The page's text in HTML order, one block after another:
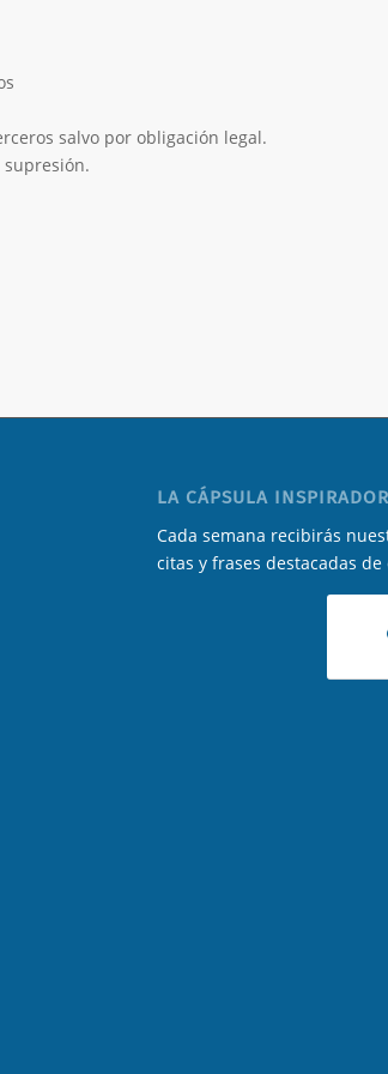
salvo por obligación legal.
supresión.
LA CÁPSULA
Cada semana recibirás
citas y frases destacadas